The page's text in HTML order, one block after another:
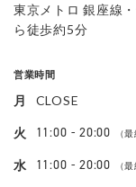
東京メトロ 銀座線
ら徒歩約5分
営業時間
月 CLOSE
火 11:00 - 20:00 （
水 11:00 - 20:00 （